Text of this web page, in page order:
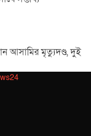
আসামির মৃত্যুদণ্ড, দুই